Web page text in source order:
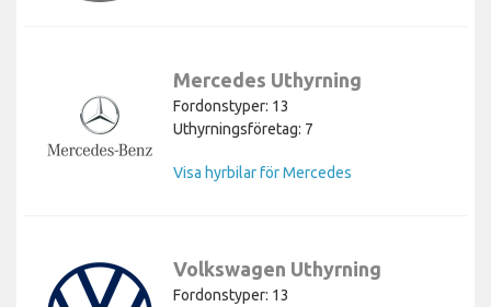
Mercedes Uthyrning
Fordonstyper: 13
Uthyrningsföretag: 7
Visa hyrbilar för Mercedes
Volkswagen Uthyrning
Fordonstyper: 13